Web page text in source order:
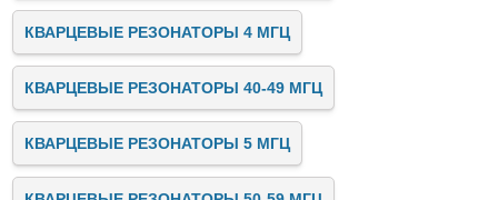
КВАРЦЕВЫЕ РЕЗОНАТОРЫ 4 МГЦ
КВАРЦЕВЫЕ РЕЗОНАТОРЫ 40-49 МГЦ
КВАРЦЕВЫЕ РЕЗОНАТОРЫ 5 МГЦ